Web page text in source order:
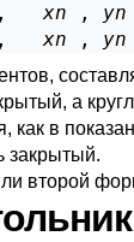
,
xn , yn
,
xn , yn
а
как в
закрытый.
второй